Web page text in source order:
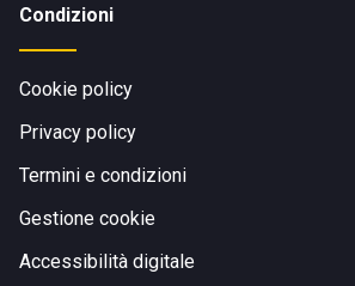
Condizioni
Cookie policy
Privacy policy
Termini e condizioni
Gestione cookie
Accessibilità digitale